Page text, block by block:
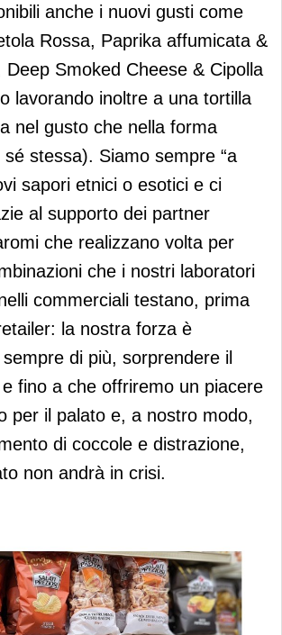
anche i nuovi gusti come
Rossa, Paprika affumicata &
Deep Smoked Cheese & Cipolla
lavorando inoltre a una tortilla
nel gusto che nella forma
stessa). Siamo sempre “a
sapori etnici o esotici e ci
al supporto dei partner
che realizzano volta per
che i nostri laboratori
commerciali testano, prima
la nostra forza è
di più, sorprendere il
fino a che offriremo un piacere
per il palato e, a nostro modo,
di coccole e distrazione,
non andrà in crisi.